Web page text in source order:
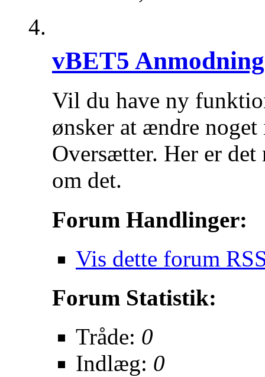
vBET5
Vil du have ny
ønsker at ændre
Oversætter. Her er
om det.
Forum Handlinger:
Vis dette forum
Forum Statistik:
Tråde: 0
Indlæg: 0